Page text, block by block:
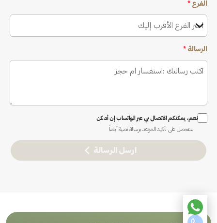
الفرع *
اختر الفرع الأقرب إليك
الرسالة *
نعم، يمكنكم الاتصال بي عبر الواتساب إن أمكن
ستحصل على تأكيد الموعد برسالة نصية أيضاً
ارسل الرسالة